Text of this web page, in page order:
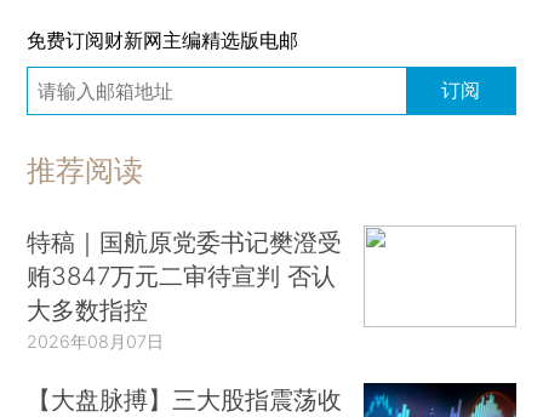
免费订阅财新网主编精选版电邮
订阅
推荐阅读
特稿｜国航原党委书记樊澄受
贿3847万元二审待宣判 否认
大多数指控
2026年08月07日
【大盘脉搏】三大股指震荡收